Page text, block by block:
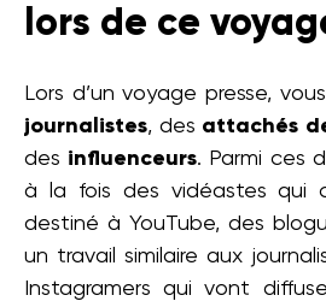
lors de ce
Lors d’un voyage presse,
journalistes, des attachés
des influenceurs. Parmi ces
à la fois des vidéastes qui
destiné à YouTube, des
un travail similaire aux
Instagramers qui vont